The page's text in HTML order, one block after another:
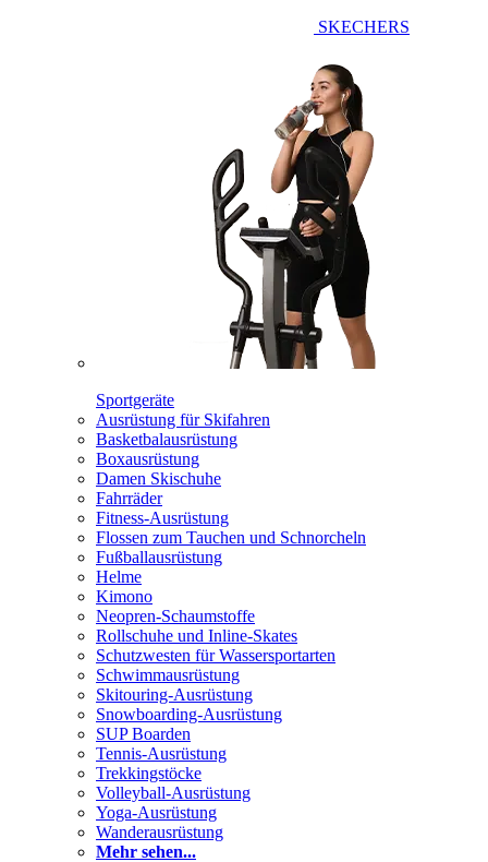
SKECHERS
Sportgeräte
Ausrüstung für Skifahren
Basketbalausrüstung
Boxausrüstung
Damen Skischuhe
Fahrräder
Fitness-Ausrüstung
Flossen zum Tauchen und Schnorcheln
Fußballausrüstung
Helme
Kimono
Neopren-Schaumstoffe
Rollschuhe und Inline-Skates
Schutzwesten für Wassersportarten
Schwimmausrüstung
Skitouring-Ausrüstung
Snowboarding-Ausrüstung
SUP Boarden
Tennis-Ausrüstung
Trekkingstöcke
Volleyball-Ausrüstung
Yoga-Ausrüstung
Wanderausrüstung
Mehr sehen...